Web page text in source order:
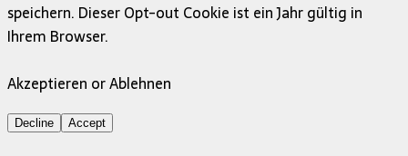
speichern. Dieser Opt-out Cookie ist ein Jahr gültig in
Ihrem Browser.
Akzeptieren or Ablehnen
Decline Accept